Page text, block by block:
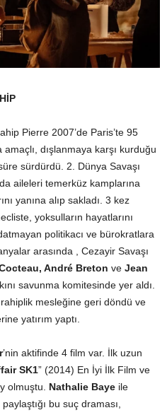
Pierre 2007’de Paris’te 95
dışlanmaya karşı kurduğu
sürdürdü. 2. Dünya Savaşı
aileleri temerküz kamplarına
yanına alıp sakladı. 3 kez
yoksulların hayatlarını
politikacı ve bürokratlara
arasında , Cezayir Savaşı
André Breton ve Jean
savunma komitesinde yer aldı.
mesleğine geri döndü ve
yatırım yaptı.
’nin aktifinde 4 film var. İlk uzun
SK1” (2014) En İyi İlk Film ve
olmuştu. Nathalie Baye ile
bu suç draması,